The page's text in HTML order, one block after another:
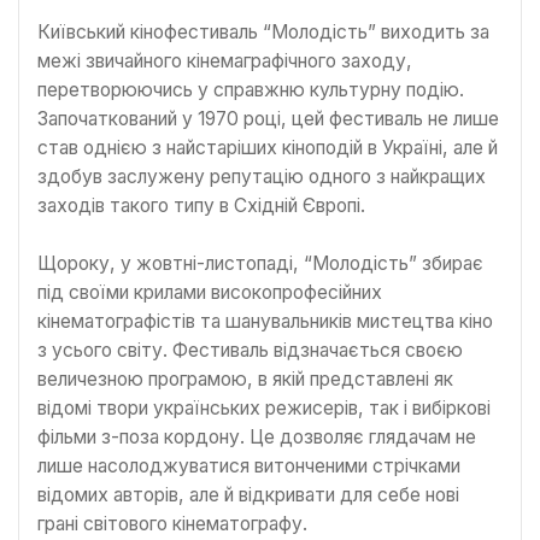
Київський кінофестиваль “Молодість” виходить за
межі звичайного кінемаграфічного заходу,
перетворюючись у справжню культурну подію.
Започаткований у 1970 році, цей фестиваль не лише
став однією з найстаріших кіноподій в Україні, але й
здобув заслужену репутацію одного з найкращих
заходів такого типу в Східній Європі.
Щороку, у жовтні-листопаді, “Молодість” збирає
під своїми крилами високопрофесійних
кінематографістів та шанувальників мистецтва кіно
з усього світу. Фестиваль відзначається своєю
величезною програмою, в якій представлені як
відомі твори українських режисерів, так і вибіркові
фільми з-поза кордону. Це дозволяє глядачам не
лише насолоджуватися витонченими стрічками
відомих авторів, але й відкривати для себе нові
грані світового кінематографу.